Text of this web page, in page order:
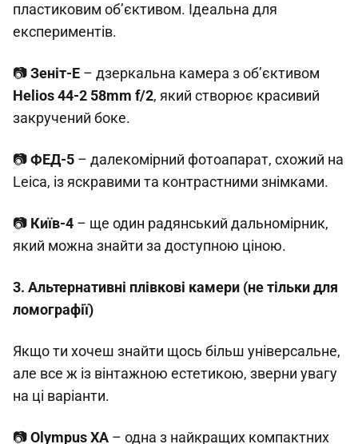
пластиковим об’єктивом. Ідеальна для
експериментів.
📷Зеніт-Е – дзеркальна камера з об’єктивом
Helios 44-2 58mm f/2, який створює красивий
закручений боке.
📷ФЕД-5 – далекомірний фотоапарат, схожий на
Leica, із яскравими та контрастними знімками.
📷 Київ-4 – ще один радянський дальномірник,
який можна знайти за доступною ціною.
3. Альтернативні плівкові камери (не тільки для
ломографії)
Якщо ти хочеш знайти щось більш універсальне,
але все ж із вінтажною естетикою, зверни увагу
на ці варіанти.
📷Olympus XA – одна з найкращих компактних